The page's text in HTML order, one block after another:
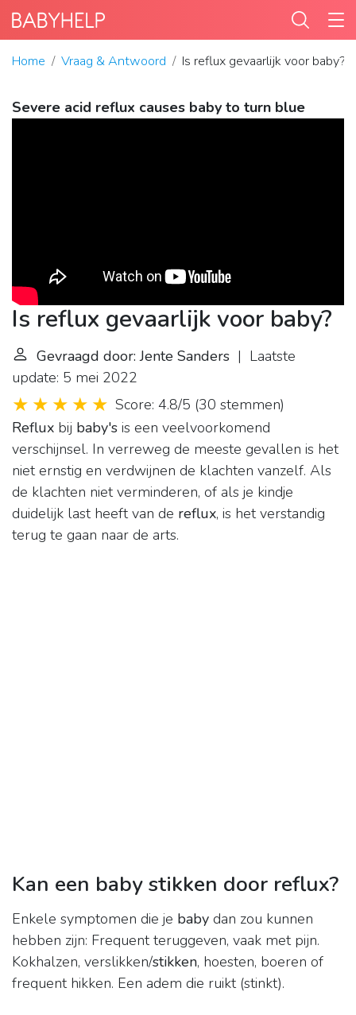
Home Vraag & Antwoord Is reflux gevaarlijk voor baby?
Severe acid reflux causes baby to turn blue
Is reflux gevaarlijk voor baby?
Gevraagd door: Jente Sanders | Laatste
update: 5 mei 2022
Score: 4.8/5 (30 stemmen)
Reflux bij baby's is een veelvoorkomend
verschijnsel. In verreweg de meeste gevallen is het
niet ernstig en verdwijnen de klachten vanzelf. Als
de klachten niet verminderen, of als je kindje
duidelijk last heeft van de reflux, is het verstandig
terug te gaan naar de arts.
Kan een baby stikken door reflux?
Enkele symptomen die je baby dan zou kunnen
hebben zijn: Frequent teruggeven, vaak met pijn.
Kokhalzen, verslikken/stikken, hoesten, boeren of
frequent hikken. Een adem die ruikt (stinkt).